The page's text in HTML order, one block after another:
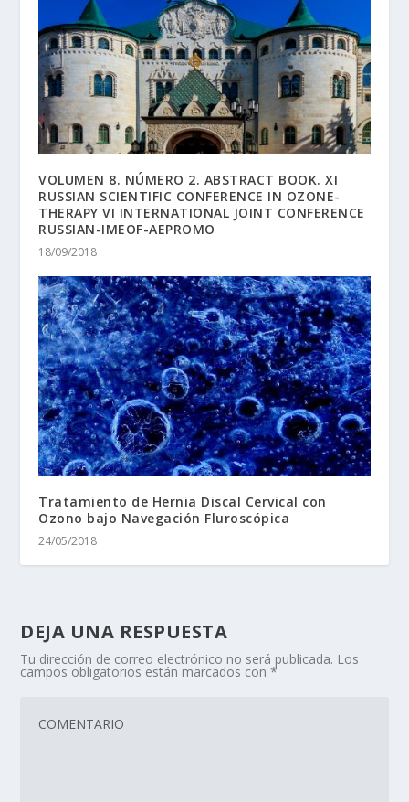
VOLUMEN 8. NÚMERO 2. ABSTRACT BOOK. XI
RUSSIAN SCIENTIFIC CONFERENCE IN OZONE-
THERAPY VI INTERNATIONAL JOINT CONFERENCE
RUSSIAN-IMEOF-AEPROMO
18/09/2018
Tratamiento de Hernia Discal Cervical con
Ozono bajo Navegación Fluroscópica
24/05/2018
DEJA UNA RESPUESTA
Tu dirección de correo electrónico no será publicada. Los
campos obligatorios están marcados con*